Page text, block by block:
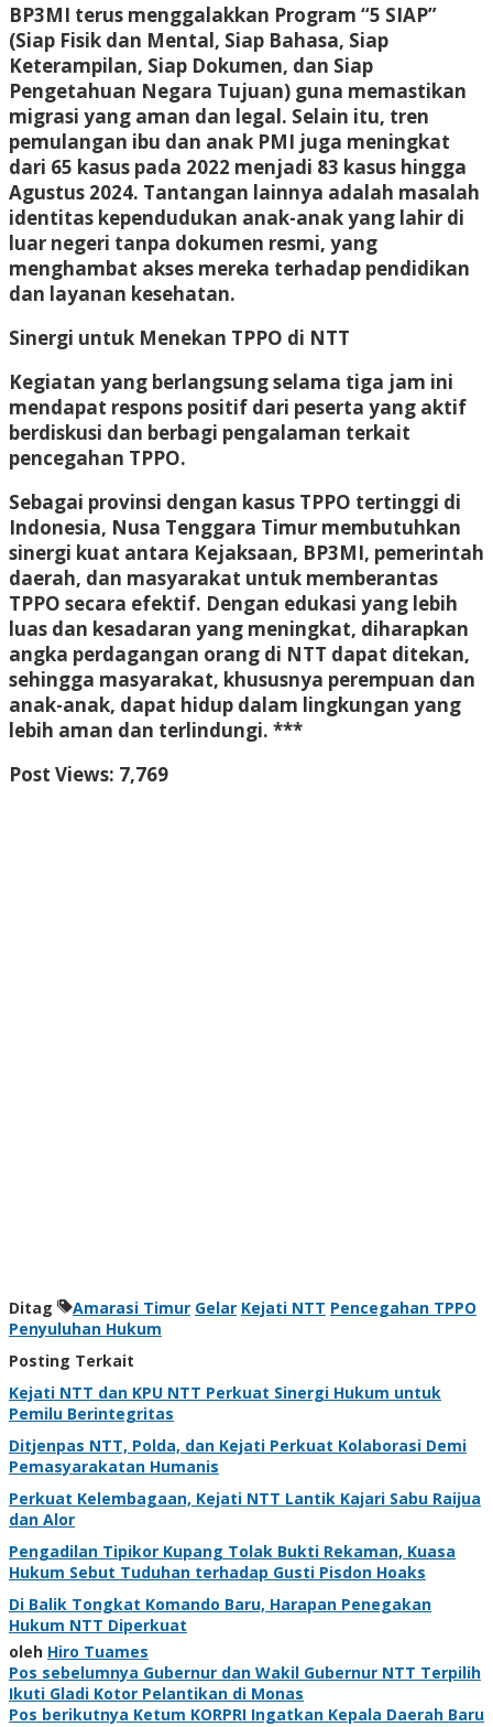
BP3MI terus menggalakkan Program “5 SIAP”
(Siap Fisik dan Mental, Siap Bahasa, Siap
Keterampilan, Siap Dokumen, dan Siap
Pengetahuan Negara Tujuan) guna memastikan
migrasi yang aman dan legal. Selain itu, tren
pemulangan ibu dan anak PMI juga meningkat
dari 65 kasus pada 2022 menjadi 83 kasus hingga
Agustus 2024. Tantangan lainnya adalah masalah
identitas kependudukan anak-anak yang lahir di
luar negeri tanpa dokumen resmi, yang
menghambat akses mereka terhadap pendidikan
dan layanan kesehatan.
Sinergi untuk Menekan TPPO di NTT
Kegiatan yang berlangsung selama tiga jam ini
mendapat respons positif dari peserta yang aktif
berdiskusi dan berbagi pengalaman terkait
pencegahan TPPO.
Sebagai provinsi dengan kasus TPPO tertinggi di
Indonesia, Nusa Tenggara Timur membutuhkan
sinergi kuat antara Kejaksaan, BP3MI, pemerintah
daerah, dan masyarakat untuk memberantas
TPPO secara efektif. Dengan edukasi yang lebih
luas dan kesadaran yang meningkat, diharapkan
angka perdagangan orang di NTT dapat ditekan,
sehingga masyarakat, khususnya perempuan dan
anak-anak, dapat hidup dalam lingkungan yang
lebih aman dan terlindungi. ***
Post Views: 7,769
Ditag Amarasi Timur Gelar Kejati NTT Pencegahan TPPO
Penyuluhan Hukum
Posting Terkait
Kejati NTT dan KPU NTT Perkuat Sinergi Hukum untuk
Pemilu Berintegritas
Ditjenpas NTT, Polda, dan Kejati Perkuat Kolaborasi Demi
Pemasyarakatan Humanis
Perkuat Kelembagaan, Kejati NTT Lantik Kajari Sabu Raijua
dan Alor
Pengadilan Tipikor Kupang Tolak Bukti Rekaman, Kuasa
Hukum Sebut Tuduhan terhadap Gusti Pisdon Hoaks
Di Balik Tongkat Komando Baru, Harapan Penegakan
Hukum NTT Diperkuat
oleh Hiro Tuames
Navigasi
Pos sebelumnya Gubernur dan Wakil Gubernur NTT Terpilih
Ikuti Gladi Kotor Pelantikan di Monas
Pos berikutnya Ketum KORPRI Ingatkan Kepala Daerah Baru